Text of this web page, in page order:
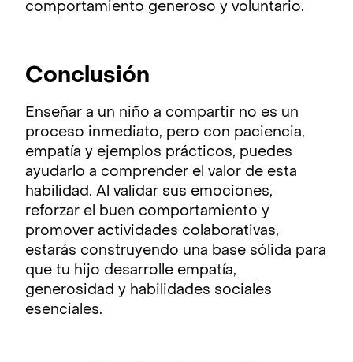
comportamiento generoso y voluntario.
Conclusión
Enseñar a un niño a compartir no es un
proceso inmediato, pero con paciencia,
empatía y ejemplos prácticos, puedes
ayudarlo a comprender el valor de esta
habilidad. Al validar sus emociones,
reforzar el buen comportamiento y
promover actividades colaborativas,
estarás construyendo una base sólida para
que tu hijo desarrolle empatía,
generosidad y habilidades sociales
esenciales.